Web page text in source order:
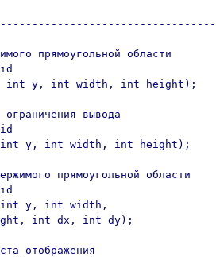
прямоугольной области
int y, int width, int height);
ограничения вывода
y, int width, int height);
прямоугольной области
y, int width,
int dx, int dy);
отображения